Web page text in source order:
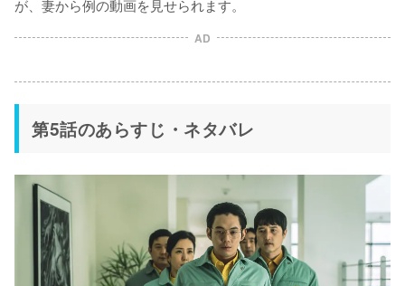
が、妻から例の動画を見せられます。
AD
第5話のあらすじ・ネタバレ